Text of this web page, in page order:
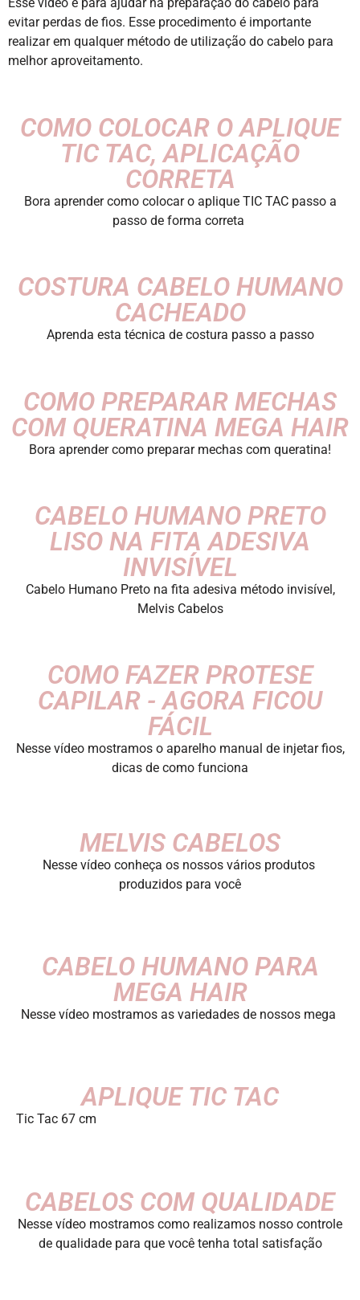
Esse video é para ajudar na preparação do cabelo para
evitar perdas de fios. Esse procedimento é importante
realizar em qualquer método de utilização do cabelo para
melhor aproveitamento.
COMO COLOCAR O APLIQUE
TIC TAC, APLICAÇÃO
CORRETA
Bora aprender como colocar o aplique TIC TAC passo a
passo de forma correta
COSTURA CABELO HUMANO
CACHEADO
Aprenda esta técnica de costura passo a passo
COMO PREPARAR MECHAS
COM QUERATINA MEGA HAIR
Bora aprender como preparar mechas com queratina!
CABELO HUMANO PRETO
LISO NA FITA ADESIVA
INVISÍVEL
Cabelo Humano Preto na fita adesiva método invisível,
Melvis Cabelos
COMO FAZER PROTESE
CAPILAR - AGORA FICOU
FÁCIL
Nesse vídeo mostramos o aparelho manual de injetar fios,
dicas de como funciona
MELVIS CABELOS
Nesse vídeo conheça os nossos vários produtos
produzidos para você
CABELO HUMANO PARA
MEGA HAIR
Nesse vídeo mostramos as variedades de nossos mega
APLIQUE TIC TAC
Tic Tac 67 cm
CABELOS COM QUALIDADE
Nesse vídeo mostramos como realizamos nosso controle
de qualidade para que você tenha total satisfação